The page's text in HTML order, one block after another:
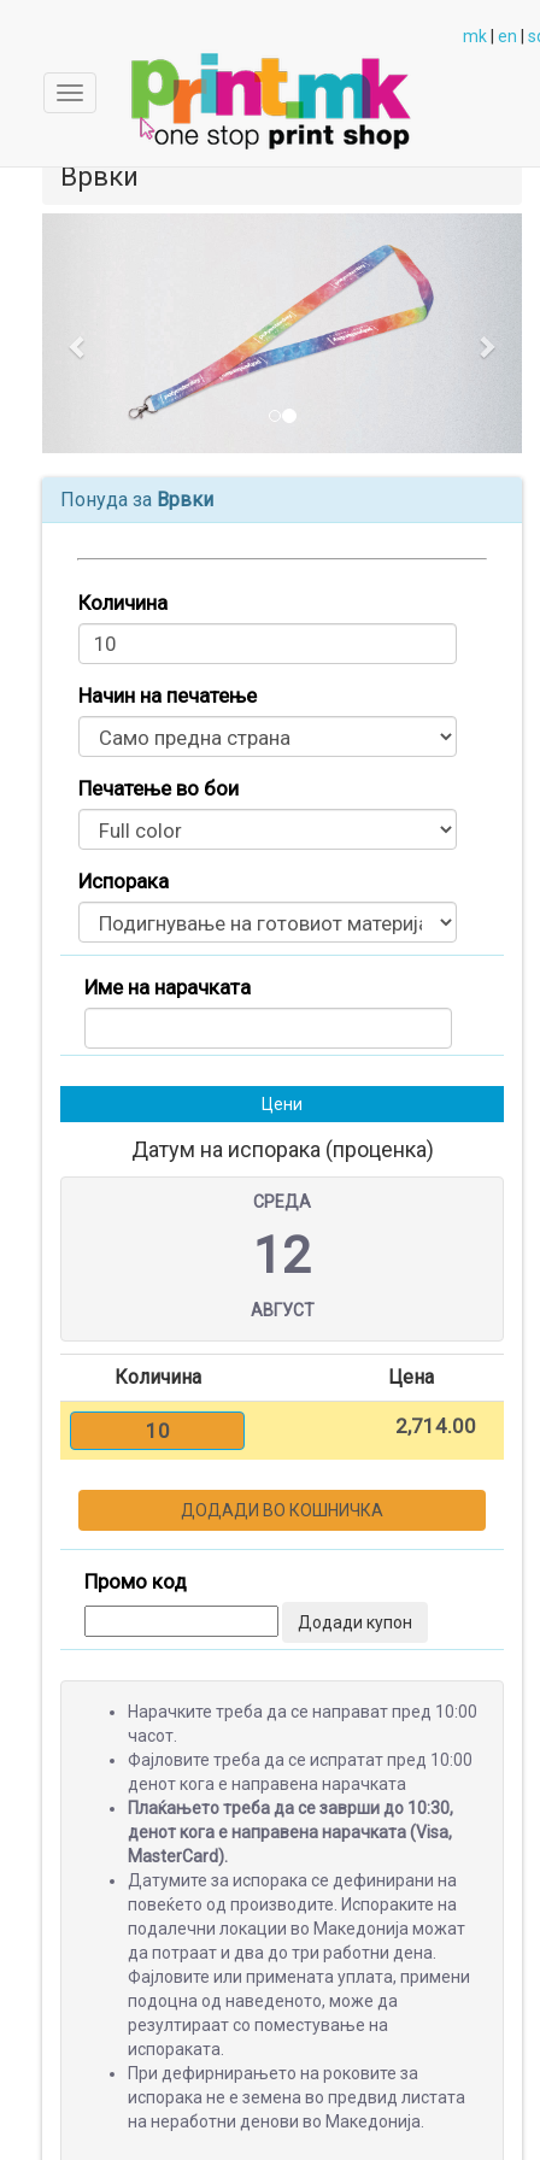
Производи
(0)
Нарачки
Регистрација
ПОНУДИ
ТЕКСТИЛ
ПОДАРОЦИ
ПРОМОТИВНИ
МАТЕРИЈАЛИ
mk en
Toggle
navigation
Врвки
Понуда за Врвки
Количина
Начин на печатење
Печатење во бои
Испорака
Име на нарачката
Цени
Датум на испорака (проценка)
СРЕДА
12
АВГУСТ
Количина Цена
10 2,714.00
ДОДАДИ ВО КОШНИЧКА
Промо код
Додади купон
Нарачките треба да се направат пред 10:00
часот.
Фајловите треба да се испратат пред 10:00
денот кога е направена нарачката
Плаќањето треба да се заврши до 10:30,
денот кога е направена нарачката (Visa,
MasterCard).
Датумите за испорака се дефинирани на
повеќето од производите. Испораките на
подалечни локации во Македонија можат
да потраат и два до три работни дена.
Фајловите или примената уплата, примени
подоцна од наведеното, може да
резултираат со поместување на
испораката.
При дефирнирањето на роковите за
испорака не е земена во предвид листата
на неработни денови во Македонија.